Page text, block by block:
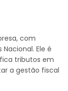
com
Ele é
tributos em
a gestão fiscal